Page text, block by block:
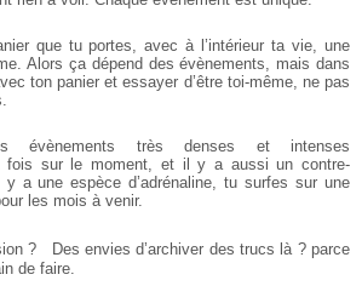
que tu portes, avec à l’intérieur ta vie, une
Alors ça dépend des évènements, mais dans
ton panier et essayer d’être toi-même, ne pas
évènements très denses et intenses
fois sur le moment, et il y a aussi un contre-
a une espèce d’adrénaline, tu surfes sur une
les mois à venir.
? Des envies d’archiver des trucs là ? parce
de faire.